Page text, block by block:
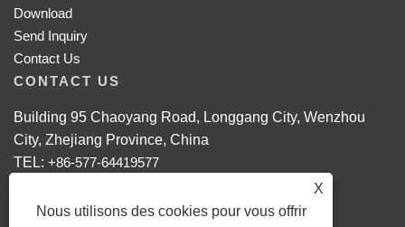
Download
Send Inquiry
Contact Us
CONTACT US
Building 95 Chaoyang Road, Longgang City, Wenzhou
City, Zhejiang Province, China
TEL: +86-577-64419577
Mobile: +86-18868086608
X
Nous utilisons des cookies pour vous offrir